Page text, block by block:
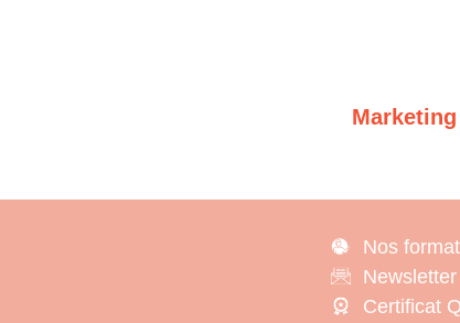
Nos
Newsletter
Certificat